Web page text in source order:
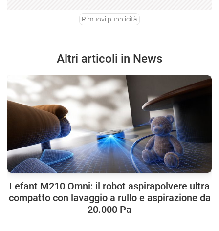
Rimuovi pubblicità
Altri articoli in News
Lefant M210 Omni: il robot aspirapolvere ultra
compatto con lavaggio a rullo e aspirazione da
20.000 Pa